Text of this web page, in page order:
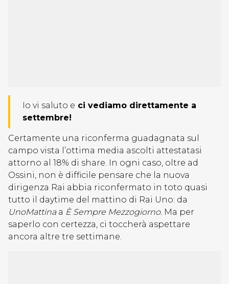
Io vi saluto e ci vediamo direttamente a
settembre!
Certamente una riconferma guadagnata sul
campo vista l’ottima media ascolti attestatasi
attorno al 18% di share. In ogni caso, oltre ad
Ossini, non è difficile pensare che la nuova
dirigenza Rai abbia riconfermato in toto quasi
tutto il daytime del mattino di Rai Uno: da
UnoMattina a È Sempre Mezzogiorno. Ma per
saperlo con certezza, ci toccherà aspettare
ancora altre tre settimane.